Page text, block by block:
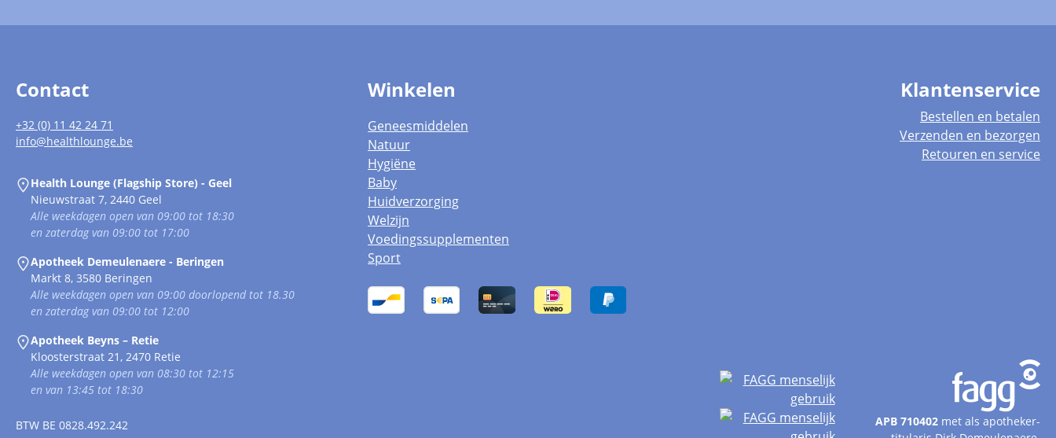
Contact
+32 (0) 11 42 24 71
info@healthlounge.be
Health Lounge (Flagship Store) - Geel
Nieuwstraat 7, 2440 Geel
Alle weekdagen open van 09:00 tot 18:30
en zaterdag van 09:00 tot 17:00
Apotheek Demeulenaere - Beringen
Markt 8, 3580 Beringen
Alle weekdagen open van 09:00 doorlopend tot 18.30
en zaterdag van 09:00 tot 12:00
Apotheek Beyns – Retie
Kloosterstraat 21, 2470 Retie
Alle weekdagen open van 08:30 tot 12:15
en van 13:45 tot 18:30
BTW BE 0828.492.242
Winkelen
Geneesmiddelen
Natuur
Hygiëne
Baby
Huidverzorging
Welzijn
Voedingssupplementen
Sport
Klantenservice
Bestellen en betalen
Verzenden en bezorgen
Retouren en service
APB 710402met als apotheker-